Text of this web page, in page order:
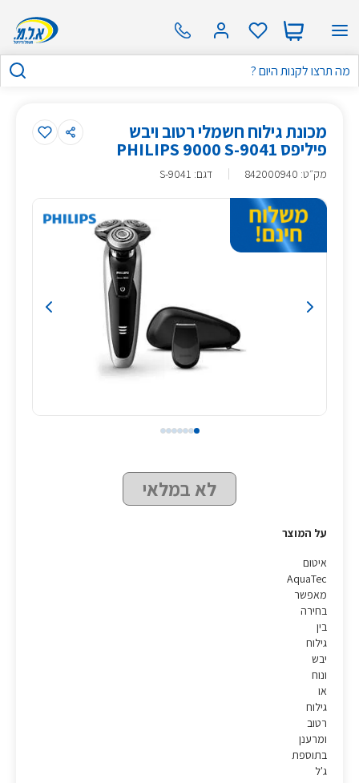
מכונת גילוח חשמלי רטוב ויבש
פיליפס PHILIPS 9000 S-9041
מק״ט:
842000940 דגם: S-9041
לא במלאי
על המוצר
איטום
AquaTec
מאפשר
בחירה
בין
גילוח
יבש
ונוח
או
גילוח
רטוב
ומרענן
בתוספת
ג'ל